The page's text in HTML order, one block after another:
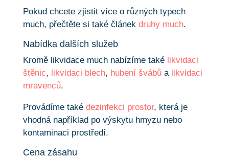
Pokud chcete zjistit více o různých typech
much, přečtěte si také článek druhy much.
Nabídka dalších služeb
Kromě likvidace much nabízíme také likvidaci
štěnic, likvidaci blech, hubení švábůa likvidaci
mravenců.
Provádíme také dezinfekci prostor, která je
vhodná například po výskytu hmyzu nebo
kontaminaci prostředí.
Cena zásahu